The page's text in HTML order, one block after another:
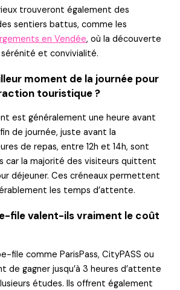
trouveront également des
sentiers battus, comme les
en Vendée, où la découverte
et convivialité.
moment de la journée pour
touristique ?
est généralement une heure avant
de journée, juste avant la
de repas, entre 12h et 14h, sont
car la majorité des visiteurs quittent
déjeuner. Ces créneaux permettent
les temps d’attente.
file valent-ils vraiment le coût
file comme ParisPass, CityPASS ou
gagner jusqu’à 3 heures d’attente
études. Ils offrent également